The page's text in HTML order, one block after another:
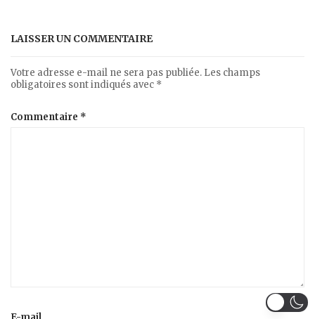
LAISSER UN COMMENTAIRE
Votre adresse e-mail ne sera pas publiée. Les champs
obligatoires sont indiqués avec *
Commentaire *